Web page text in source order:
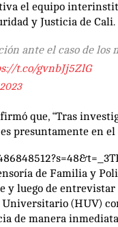
el equipo
y Justicia de Cali.
ante el caso de los
t.co/gvnbJj5ZlG
que, “Tras
presuntamente en
de Familia y
y luego de
(HUV)
de manera